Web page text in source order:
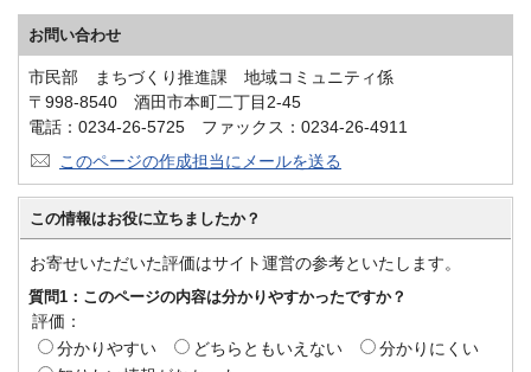
お問い合わせ
市民部 まちづくり推進課 地域コミュニティ係
〒998-8540 酒田市本町二丁目2-45
電話：0234-26-5725 ファックス：0234-26-4911
このページの作成担当にメールを送る
この情報はお役に立ちましたか？
お寄せいただいた評価はサイト運営の参考といたします。
質問1：このページの内容は分かりやすかったですか？
評価：
分かりやすい
どちらともいえない
分かりにくい